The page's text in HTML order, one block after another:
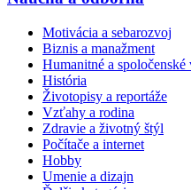
Motivácia a sebarozvoj
Biznis a manažment
Humanitné a spoločenské
História
Životopisy a reportáže
Vzťahy a rodina
Zdravie a životný štýl
Počítače a internet
Hobby
Umenie a dizajn